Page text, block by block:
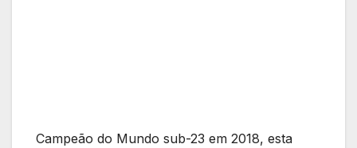
Campeão do Mundo sub-23 em 2018, esta